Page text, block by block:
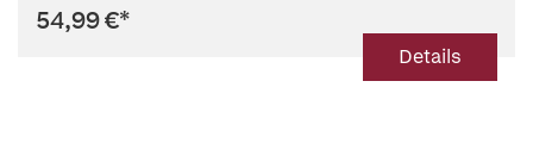
54,99 €*
Details